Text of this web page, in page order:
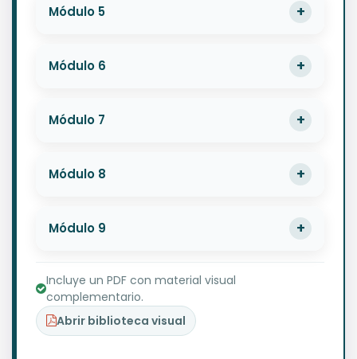
Módulo 5
Módulo 6
Módulo 7
Módulo 8
Módulo 9
Incluye un PDF con material visual
complementario.
Abrir biblioteca visual